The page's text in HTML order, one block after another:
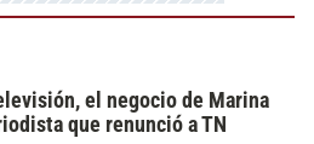
el negocio de Marina
que renunció a TN